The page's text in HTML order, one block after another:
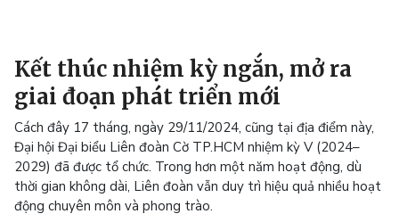
Kết thúc nhiệm kỳ ngắn, mở ra
giai đoạn phát triển mới
Cách đây 17 tháng, ngày 29/11/2024, cũng tại địa điểm này,
Đại hội Đại biểu Liên đoàn Cờ TP.HCM nhiệm kỳ V (2024–
2029) đã được tổ chức. Trong hơn một năm hoạt động, dù
thời gian không dài, Liên đoàn vẫn duy trì hiệu quả nhiều hoạt
động chuyên môn và phong trào.